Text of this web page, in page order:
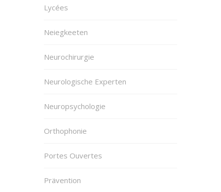
Lycées
Neiegkeeten
Neurochirurgie
Neurologische Experten
Neuropsychologie
Orthophonie
Portes Ouvertes
Prävention